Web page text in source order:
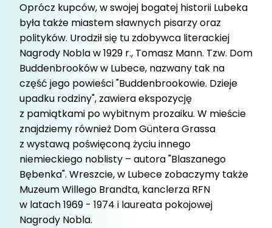
Oprócz kupców, w swojej bogatej historii Lubeka
była także miastem sławnych pisarzy oraz
polityków. Urodził się tu zdobywca literackiej
Nagrody Nobla w 1929 r., Tomasz Mann. Tzw. Dom
Buddenbrooków w Lubece, nazwany tak na
część jego powieści "Buddenbrookowie. Dzieje
upadku rodziny", zawiera ekspozycję
z pamiątkami po wybitnym prozaiku. W mieście
znajdziemy również Dom Güntera Grassa
z wystawą poświęconą życiu innego
niemieckiego noblisty – autora "Blaszanego
Bębenka". Wreszcie, w Lubece zobaczymy także
Muzeum Willego Brandta, kanclerza RFN
w latach 1969 - 1974 i laureata pokojowej
Nagrody Nobla.